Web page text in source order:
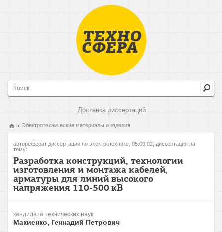
Доставка диссертаций
Электротехнические материалы и изделия
автореферат диссертации по электротехнике, 05.09.02, диссертация на
тему:
Разработка конструкций, технологии
изготовления и монтажа кабелей,
арматуры для линий высокого
напряжения 110-500 кВ
кандидата технических наук
Макиенко, Геннадий Петрович